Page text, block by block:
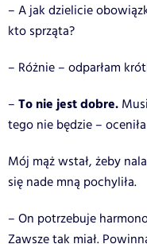
– A jak dzielicie
kto sprząta?
– Różnie – odparłam
– To nie jest dobre.
tego nie będzie –
Mój mąż wstał, żeby
się nade mną pochyliła.
– On potrzebuje
Zawsze tak miał.